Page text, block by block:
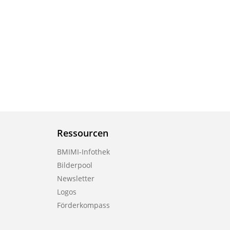
Ressourcen
BMIMI-Infothek
Bilderpool
Newsletter
Logos
Förderkompass